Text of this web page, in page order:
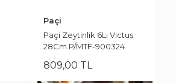
Paçi
Paçi Zeytinlik 6Lı Victus
28Cm P/MTF-900324
809,00 TL